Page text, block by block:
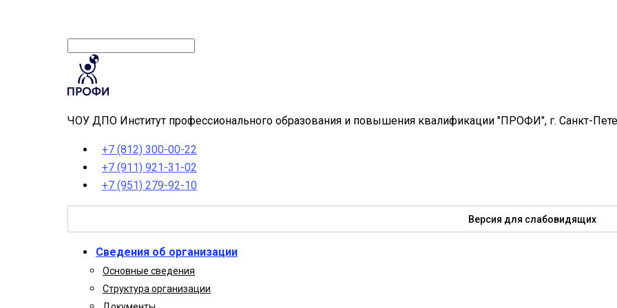
ЧОУ ДПО Институт профессионального образования и повышения квалификации "ПРОФИ", г. Санкт-
+7 (812) 300-00-22
+7 (911) 921-31-02
+7 (951) 279-92-10
Версия для слабовидящих
Сведения об организации
Основные сведения
Структура организации